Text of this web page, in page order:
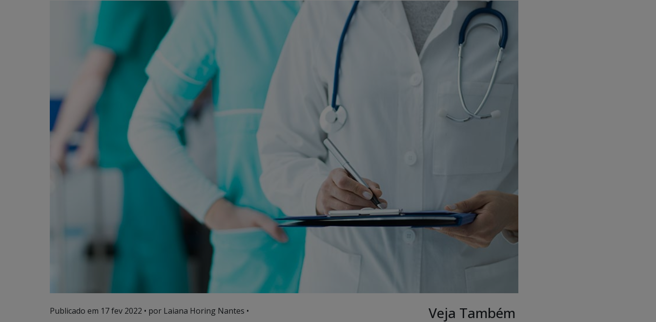
Publicado em 17 fev 2022 • por Laiana Horing Nantes •
Veja Também